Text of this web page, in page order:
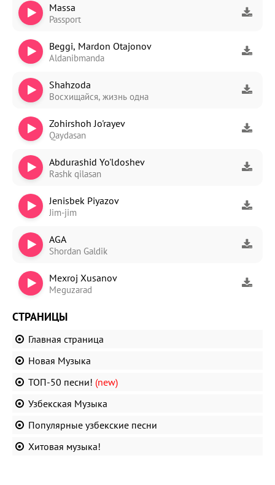
Massa
Passport
Beggi, Mardon Otajonov
Aldanibmanda
Shahzoda
Восхищайся, жизнь одна
Zohirshoh Jo'rayev
Qaydasan
Abdurashid Yo'ldoshev
Rashk qilasan
Jenisbek Piyazov
Jim-jim
AGA
Shordan Galdik
Mexroj Xusanov
Meguzarad
СТРАНИЦЫ
Главная страница
Новая Музыка
ТОП-50 песни! (new)
Узбекская Музыка
Популярные узбекские песни
Хитовая музыка!